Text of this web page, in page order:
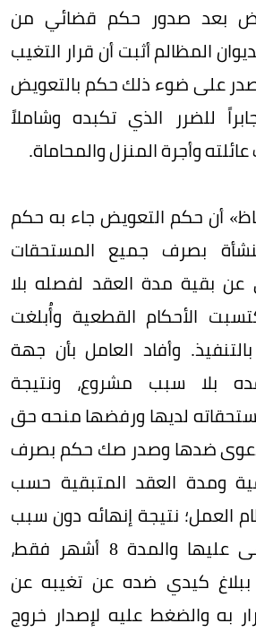
بعد صدور حكم قضائي من
المظالم أثبت أن قرار التغيب
على ضوء ذلك حكم بالتعويض
للضرر الذي تكبده وشاملاً
وأجرة المنزل والمحاماة.
أن حكم التعويض جاء به حكم
بصرف جميع المستحقات
عن بقية مدة العقد لفصله بلا
الأحكام القطعية وأُبلغت
وأفاد العامل بأن جهة
بلا سبب مشروع، ونتيجة
لديها ورفضها منحه حق
ضدها وصدر صك حكم بصرف
ومدة العقد المتبقية حسب
من نظام العمل؛ نتيجة إنهائه دون سبب
مشروع من المدعى عليها والمدة 8 أشهر فقط،
كيدي ضده عن تغيبه عن
به والضغط عليه لإصدار خروج